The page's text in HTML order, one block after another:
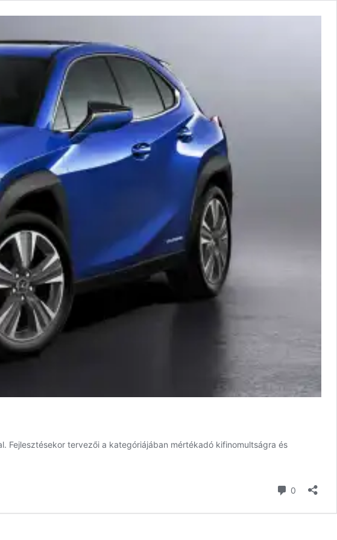
Fejlesztésekor tervezői a kategóriájában mértékadó kifinomultságra és
0